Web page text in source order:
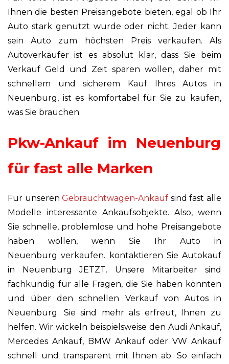
Ihnen die besten Preisangebote bieten, egal ob Ihr
Auto stark genutzt wurde oder nicht. Jeder kann
sein Auto zum höchsten Preis verkaufen. Als
Autoverkäufer ist es absolut klar, dass Sie beim
Verkauf Geld und Zeit sparen wollen, daher mit
schnellem und sicherem Kauf Ihres Autos in
Neuenburg, ist es komfortabel für Sie zu kaufen,
was Sie brauchen.
Pkw-Ankauf im Neuenburg
für fast alle Marken
Für unseren Gebrauchtwagen-Ankauf sind fast alle
Modelle interessante Ankaufsobjekte. Also, wenn
Sie schnelle, problemlose und hohe Preisangebote
haben wollen, wenn Sie Ihr Auto in
Neuenburg verkaufen. kontaktieren Sie Autokauf
in Neuenburg JETZT. Unsere Mitarbeiter sind
fachkundig für alle Fragen, die Sie haben könnten
und über den schnellen Verkauf von Autos in
Neuenburg. Sie sind mehr als erfreut, Ihnen zu
helfen. Wir wickeln beispielsweise den Audi Ankauf,
Mercedes Ankauf, BMW Ankauf oder VW Ankauf
schnell und transparent mit Ihnen ab. So einfach